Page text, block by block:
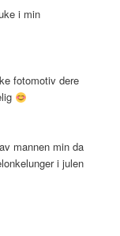
i min
fotomotiv dere
mannen min da
i julen